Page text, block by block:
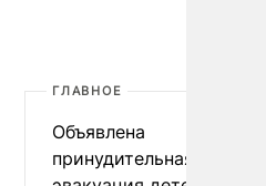
ГЛАВНОЕ
Объявлена
принудительная